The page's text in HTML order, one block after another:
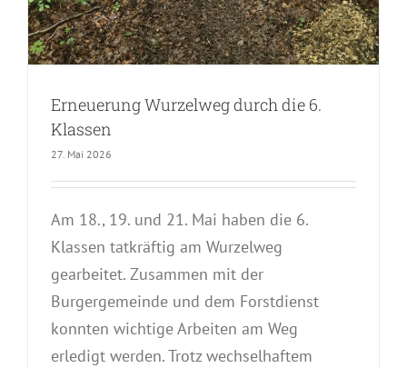
Erneuerung Wurzelweg durch die 6.
Klassen
27. Mai 2026
Am 18., 19. und 21. Mai haben die 6.
Klassen tatkräftig am Wurzelweg
gearbeitet. Zusammen mit der
Burgergemeinde und dem Forstdienst
konnten wichtige Arbeiten am Weg
erledigt werden. Trotz wechselhaftem